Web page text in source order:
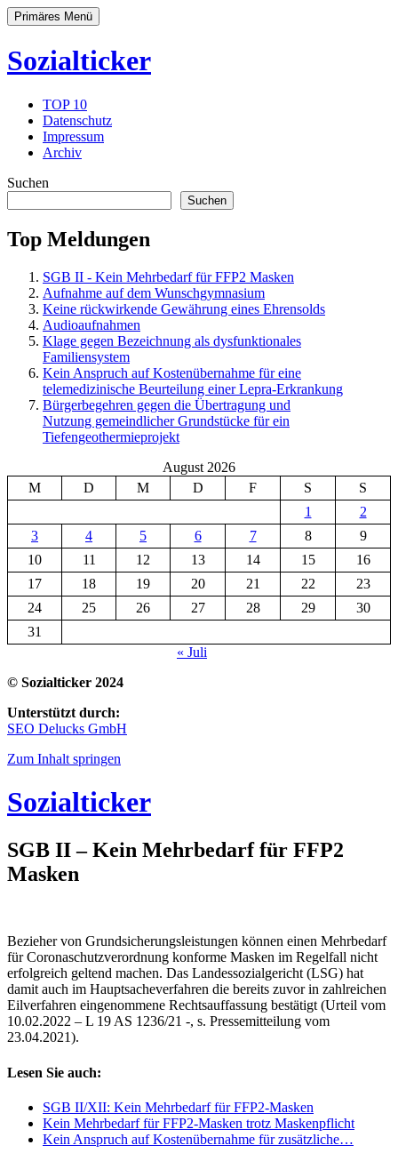
Primäres Menü
Sozialticker
TOP 10
Datenschutz
Impressum
Archiv
Suchen
Suchen
Top Meldungen
SGB II - Kein Mehrbedarf für FFP2 Masken
Aufnahme auf dem Wunschgymnasium
Keine rückwirkende Gewährung eines Ehrensolds
Audioaufnahmen
Klage gegen Bezeichnung als dysfunktionales
Familiensystem
Kein Anspruch auf Kostenübernahme für eine
telemedizinische Beurteilung einer Lepra-Erkrankung
Bürgerbegehren gegen die Übertragung und
Nutzung gemeindlicher Grundstücke für ein
Tiefengeothermieprojekt
August 2026
M
D M D F S
S
1
2
3
4 5 6 7 8
9
10
11 12 13 14 15
16
17
18 19 20 21 22
23
24
25 26 27 28 29
30
31
« Juli
© Sozialticker 2024
Unterstützt durch:
SEO Delucks GmbH
Zum Inhalt springen
Sozialticker
SGB II – Kein Mehrbedarf für FFP2
Masken
Bezieher von Grundsicherungsleistungen können einen Mehrbedarf
für Coronaschutzverordnung konforme Masken im Regelfall nicht
erfolgreich geltend machen. Das Landessozialgericht (LSG) hat
damit auch im Hauptsacheverfahren die bereits zuvor in zahlreichen
Eilverfahren eingenommene Rechtsauffassung bestätigt (Urteil vom
10.02.2022 – L 19 AS 1236/21 -, s. Pressemitteilung vom
23.04.2021).
Lesen Sie auch:
SGB II/XII: Kein Mehrbedarf für FFP2-Masken
Kein Mehrbedarf für FFP2-Masken trotz Maskenpflicht
Kein Anspruch auf Kostenübernahme für zusätzliche…